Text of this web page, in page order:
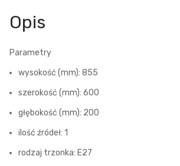
Opis
Parametry
wysokość (mm): 855
szerokość (mm): 600
głębokość (mm): 200
ilość źródeł: 1
rodzaj trzonka: E27